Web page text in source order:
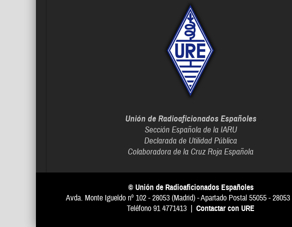
Unión de Radioaficionados Españoles
Sección Española de la IARU
Declarada de Utilidad Pública
Colaboradora de la Cruz Roja Española
© Unión de Radioaficionados Españoles
Avda. Monte Igueldo nº 102 - 28053 (Madrid) - Apartado Postal 55055 - 28053
Teléfono 91 4771413 | Contactar con URE